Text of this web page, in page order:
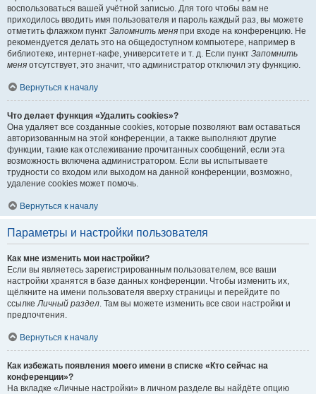
воспользоваться вашей учётной записью. Для того чтобы вам не
приходилось вводить имя пользователя и пароль каждый раз, вы можете
отметить флажком пункт Запомнить меня при входе на конференцию. Не
рекомендуется делать это на общедоступном компьютере, например в
библиотеке, интернет-кафе, университете и т. д. Если пункт Запомнить
меня отсутствует, это значит, что администратор отключил эту функцию.
Вернуться к началу
Что делает функция «Удалить cookies»?
Она удаляет все созданные cookies, которые позволяют вам оставаться
авторизованным на этой конференции, а также выполняют другие
функции, такие как отслеживание прочитанных сообщений, если эта
возможность включена администратором. Если вы испытываете
трудности со входом или выходом на данной конференции, возможно,
удаление cookies может помочь.
Вернуться к началу
Параметры и настройки пользователя
Как мне изменить мои настройки?
Если вы являетесь зарегистрированным пользователем, все ваши
настройки хранятся в базе данных конференции. Чтобы изменить их,
щёлкните на имени пользователя вверху страницы и перейдите по
ссылкеЛичный раздел. Там вы можете изменить все свои настройки и
предпочтения.
Вернуться к началу
Как избежать появления моего имени в списке «Кто сейчас на
конференции»?
На вкладке «Личные настройки» в личном разделе вы найдёте опцию